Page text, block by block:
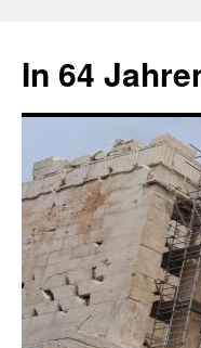
springen
In 64